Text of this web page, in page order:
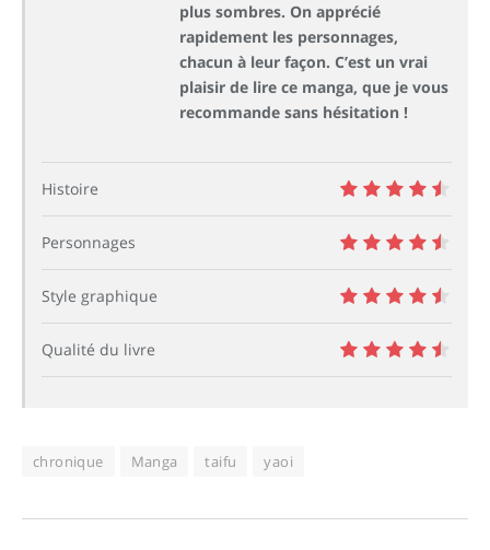
plus sombres. On apprécié
rapidement les personnages,
chacun à leur façon. C’est un vrai
plaisir de lire ce manga, que je vous
recommande sans hésitation !
Histoire
Personnages
Style graphique
Qualité du livre
chronique Manga taifu yaoi